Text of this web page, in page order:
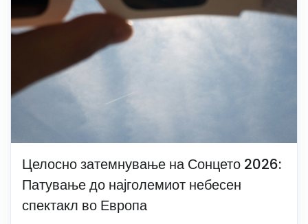
Целосно затемнување на Сонцето 2026:
Патување до најголемиот небесен
спектакл во Европа